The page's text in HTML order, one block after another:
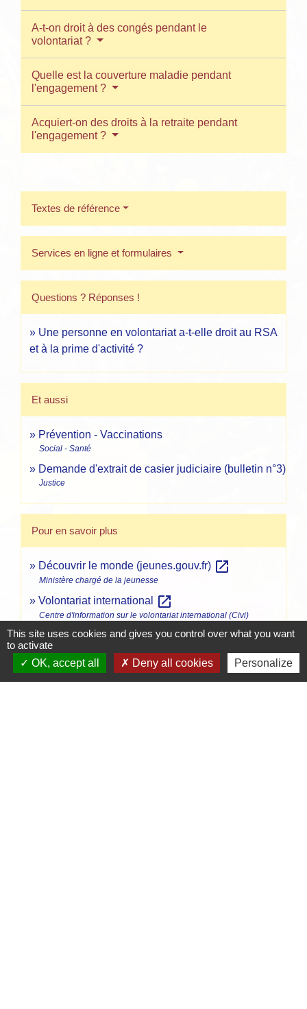
A-t-on droit à des congés pendant le
volontariat ?
Quelle est la couverture maladie pendant
l'engagement ?
Acquiert-on des droits à la retraite pendant
l'engagement ?
Textes de référence
Services en ligne et formulaires
Questions ? Réponses !
Une personne en volontariat a-t-elle droit au RSA
et à la prime d'activité ?
Et aussi
Prévention - Vaccinations
Social - Santé
Demande d'extrait de casier judiciaire (bulletin n°3)
Justice
Pour en savoir plus
Découvrir le monde (jeunes.gouv.fr) open_in_new
Ministère chargé de la jeunesse
Volontariat international open_in_new
Centre d'information sur le volontariat international (Civi)
Barèmes des indemnités géographiques VIE et
VIAopen_in_new
Business France
This site uses cookies and gives you control over what you want
to activate
OK, accept all
Deny all cookies Personalize